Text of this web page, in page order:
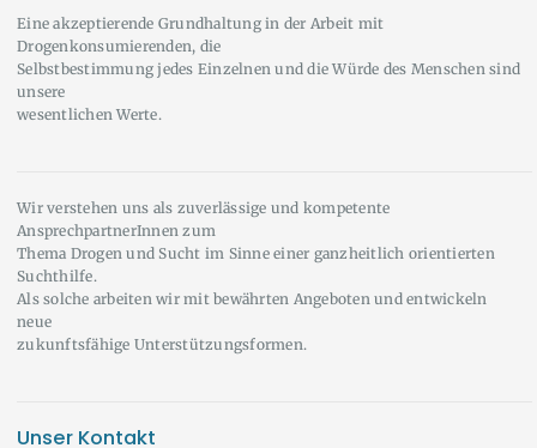
Eine akzeptierende Grundhaltung in der Arbeit mit
Drogenkonsumierenden, die
Selbstbestimmung jedes Einzelnen und die Würde des Menschen sind
unsere
wesentlichen Werte.
Wir verstehen uns als zuverlässige und kompetente
AnsprechpartnerInnen zum
Thema Drogen und Sucht im Sinne einer ganzheitlich orientierten
Suchthilfe.
Als solche arbeiten wir mit bewährten Angeboten und entwickeln
neue
zukunftsfähige Unterstützungsformen.
Unser Kontakt